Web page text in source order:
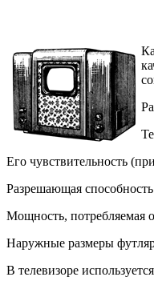
Его чувствительность
Разрешающая
Мощность, потребляемая
Наружные размеры
В телевизоре